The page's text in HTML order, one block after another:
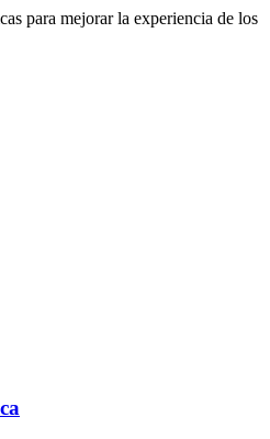
para mejorar la experiencia de los